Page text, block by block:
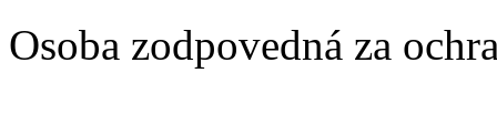
Osoba zodpovedná za